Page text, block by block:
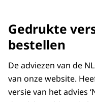
Gedrukte
bestellen
De adviezen van de
van onze website.
versie van het advies